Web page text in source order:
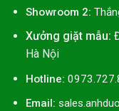
Showroom 2:
Xưởng giặt mẫu:
Hà Nội
Hotline:
Email: